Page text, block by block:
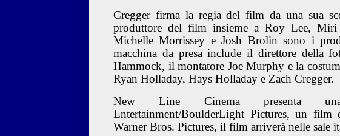
Cregger firma la regia del film da una sua
produttore del film insieme a Roy Lee,
Michelle Morrissey e Josh Brolin sono i
macchina da presa include il direttore della
Hammock, il montatore Joe Murphy e la
Ryan Holladay, Hays Holladay e Zach Cregger.
New Line Cinema presenta una
Entertainment/BoulderLight Pictures, un film
Warner Bros. Pictures, il film arriverà nelle sale